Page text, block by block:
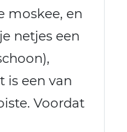
moskee, en
netjes een
is een van
Voordat